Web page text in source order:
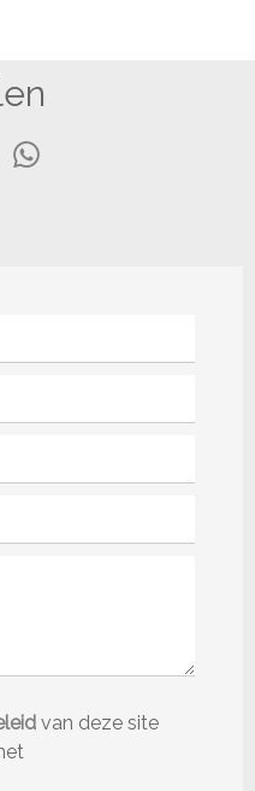
van deze site